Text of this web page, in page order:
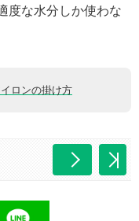
度な水分しか使わな
ロンの掛け方